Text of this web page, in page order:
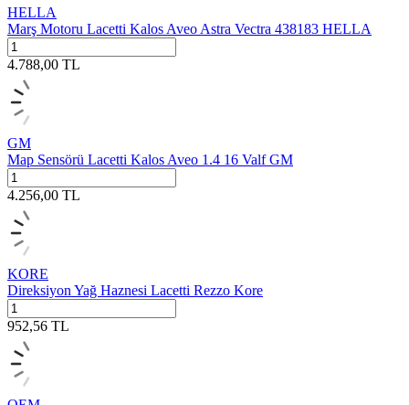
HELLA
Marş Motoru Lacetti Kalos Aveo Astra Vectra 438183 HELLA
4.788,00 TL
GM
Map Sensörü Lacetti Kalos Aveo 1.4 16 Valf GM
4.256,00 TL
KORE
Direksiyon Yağ Haznesi Lacetti Rezzo Kore
952,56 TL